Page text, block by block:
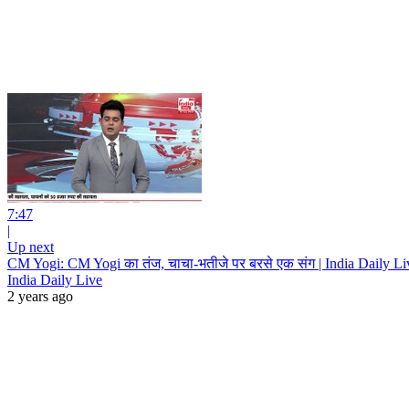
7:47
|
Up next
CM Yogi: CM Yogi का तंज, चाचा-भतीजे पर बरसे एक संग | India Daily
India Daily Live
2 years ago